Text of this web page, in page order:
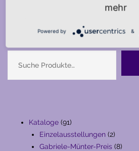
Kataloge 9191
Produkte
Einzelausstellungen 22
Produkte
Gabriele-Münter-Preis 88
mehr
Powered by &